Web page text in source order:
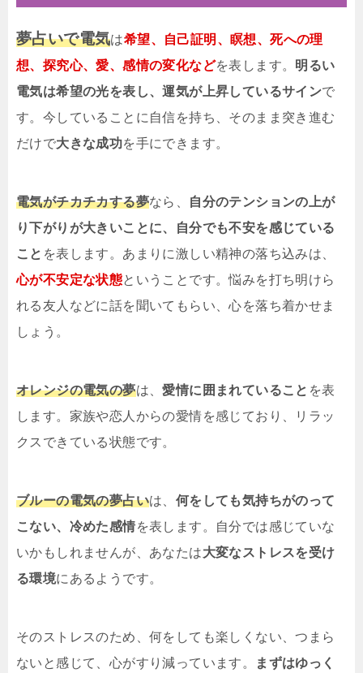
夢占いで電気は希望、自己証明、瞑想、死への理
想、探究心、愛、感情の変化などを表します。 明るい
電気は希望の光を表し、運気が上昇しているサインで
す。今していることに自信を持ち、そのまま突き進む
だけで大きな成功を手にできます。
電気がチカチカする夢なら、
自分のテンションの上が
り下がりが大きいことに、自分でも不安を感じている
こと を表します。あまりに激しい精神の落ち込みは、
心が不安定な状態ということです。悩みを打ち明けら
れる友人などに話を聞いてもらい、心を落ち着かせま
しょう。
オレンジの電気の夢は、愛情に囲まれていること を表
します。家族や恋人からの愛情を感じており、リラッ
クスできている状態です。
ブルーの電気の夢占いは、 何をしても気持ちがのって
こない、冷めた感情を表します。自分では感じていな
いかもしれませんが、あなたは大変なストレスを受け
る環境にあるようです。
そのストレスのため、何をしても楽しくない、つまら
ないと感じて、心がすり減っています。
まずはゆっく